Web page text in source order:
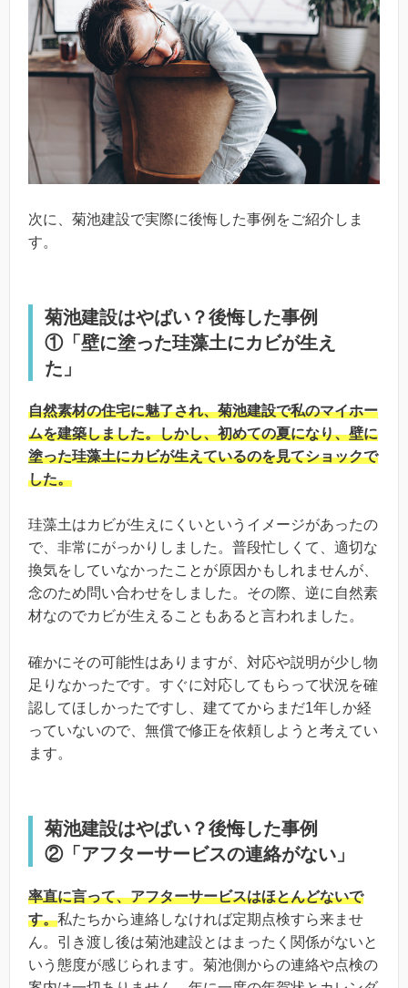
次に、菊池建設で実際に後悔した事例をご紹介しま
す。
菊池建設はやばい？後悔した事例
①「壁に塗った珪藻土にカビが生え
た」
自然素材の住宅に魅了され、菊池建設で私のマイホー
ムを建築しました。しかし、初めての夏になり、壁に
塗った珪藻土にカビが生えているのを見てショックで
した。
珪藻土はカビが生えにくいというイメージがあったの
で、非常にがっかりしました。普段忙しくて、適切な
換気をしていなかったことが原因かもしれませんが、
念のため問い合わせをしました。その際、逆に自然素
材なのでカビが生えることもあると言われました。
確かにその可能性はありますが、対応や説明が少し物
足りなかったです。すぐに対応してもらって状況を確
認してほしかったですし、建ててからまだ1年しか経
っていないので、無償で修正を依頼しようと考えてい
ます。
菊池建設はやばい？後悔した事例
②「アフターサービスの連絡がない」
率直に言って、アフターサービスはほとんどないで
す。私たちから連絡しなければ定期点検すら来ませ
ん。引き渡し後は菊池建設とはまったく関係がないと
いう態度が感じられます。菊池側からの連絡や点検の